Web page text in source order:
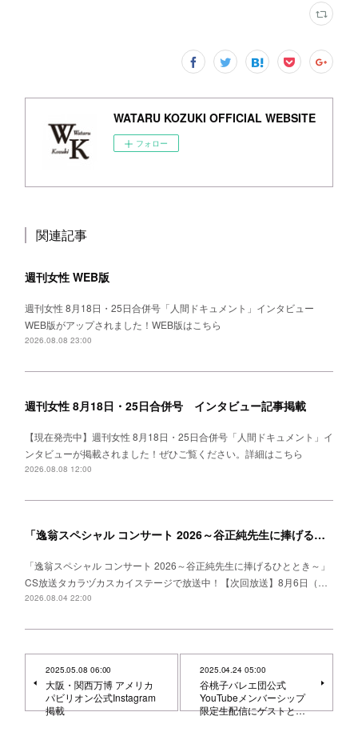
WATARU KOZUKI OFFICIAL WEBSITE
フォロー
関連記事
週刊女性 WEB版
週刊女性 8月18日・25日合併号「人間ドキュメント」インタビュー
WEB版がアップされました！WEB版はこちら
2026.08.08 23:00
週刊女性 8月18日・25日合併号 インタビュー記事掲載
【現在発売中】週刊女性 8月18日・25日合併号「人間ドキュメント」イ
ンタビューが掲載されました！ぜひご覧ください。詳細はこちら
2026.08.08 12:00
「逸翁スペシャル コンサート 2026～谷正純先生に捧げるひととき～」CS放送タカラヅカスカイステージ 放送中！
「逸翁スペシャル コンサート 2026～谷正純先生に捧げるひととき～」
CS放送タカラヅカスカイステージで放送中！【次回放送】8月6日（…
2026.08.04 22:00
2025.05.08 06:00
大阪・関西万博 アメリカ
パビリオン公式Instagram
掲載
2025.04.24 05:00
谷桃子バレエ団公式
YouTubeメンバーシップ
限定生配信にゲストと…